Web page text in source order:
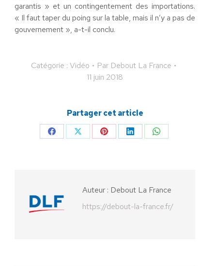
garantis » et un contingentement des importations.
« Il faut taper du poing sur la table, mais il n’y a pas de
gouvernement », a-t-il conclu.
Catégorie : Vidéo Par Debout La France
11 juin 2018
Partager cet article
PartagerPartagerPartagerPartagerPartager
Auteur : Debout La France
https://debout-la-france.fr/